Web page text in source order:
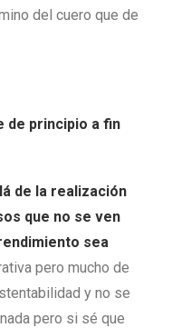
del cuero que de
de principio a fin
de la realización
que no se ven
sea
pero mucho de
y no se
pero si sé que